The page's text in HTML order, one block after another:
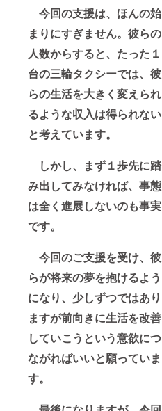
今回の支援は、ほんの始
まりにすぎません。彼らの
人数からすると、たった１
台の三輪タクシーでは、彼
らの生活を大きく変えられ
るような収入は得られない
と考えています。
しかし、まず１歩先に踏
み出してみなければ、事態
は全く進展しないのも事実
です。
今回のご支援を受け、彼
らが将来の夢を抱けるよう
になり、少しずつではあり
ますが前向きに生活を改善
していこうという意欲につ
ながればいいと願っていま
す。